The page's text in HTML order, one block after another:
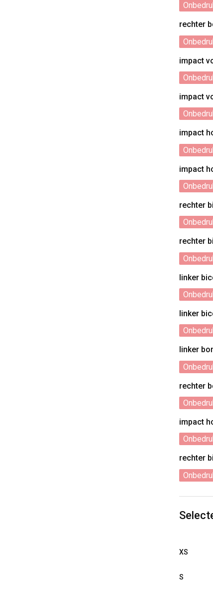
rechter
impact
impact
impact
impact
rechter
rechter
linker
linker
linker
rechter
impact
rechter
XS
S